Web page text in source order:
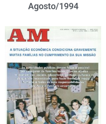
Agosto/1994